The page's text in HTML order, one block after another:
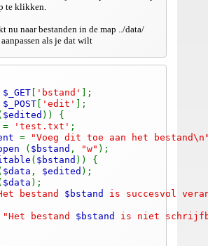
te klikken.
nu naar bestanden in de map ../data/
als je dat wilt
$_GET 'bstand'
];
$_POST 'edit'
];
$edited )) {
= 'test.txt' ;
=
"Voeg dit toe aan het
( $bstand , "w" );
( $bstand )) {
$data , $edited );
$data );
bestand $bstand
is succesvol
"Het bestand $bstand
is niet